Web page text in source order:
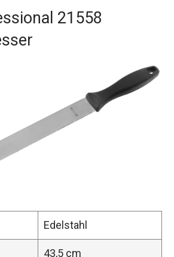
21558
Edelstahl
43,5 cm